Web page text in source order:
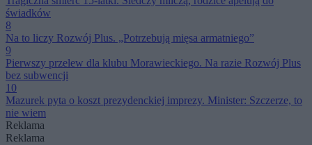
świadków
8
Na to liczy Rozwój Plus. „Potrzebują mięsa armatniego”
9
Pierwszy przelew dla klubu Morawieckiego. Na razie Rozwój Plus
bez subwencji
10
Mazurek pyta o koszt prezydenckiej imprezy. Minister: Szczerze, to
nie wiem
Reklama
Reklama